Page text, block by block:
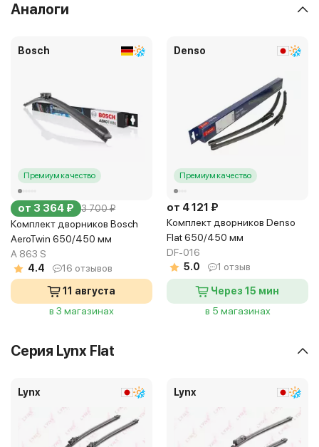
Аналоги
Bosch
Премиум качество
от 3 364 ₽ 3 700 ₽
Комплект дворников Bosch
AeroTwin 650/450 мм
A 863 S
4.4
16 отзывов
11 августа
в 3 магазинах
Denso
Премиум качество
от 4 121 ₽
Комплект дворников Denso
Flat 650/450 мм
DF-016
5.0
1 отзыв
Через 15 мин
в 5 магазинах
Серия Lynx Flat
Lynx Lynx